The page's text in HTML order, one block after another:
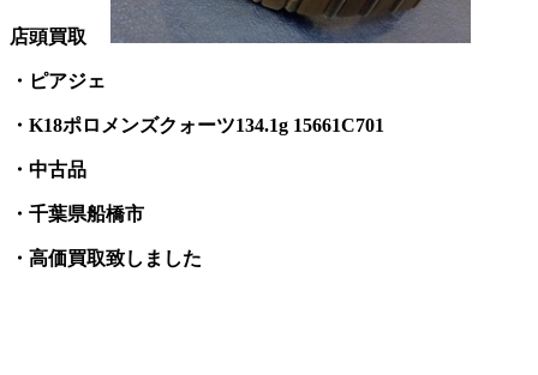
店頭買取
・ピアジェ
・K18ポロメンズクォーツ134.1g 15661C701
・中古品
・千葉県船橋市
・高価買取致しました